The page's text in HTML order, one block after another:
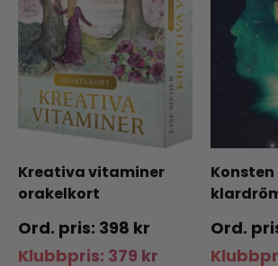
Kreativa vitaminer
orakelkort
398 kr
Klubbpris: 379 kr